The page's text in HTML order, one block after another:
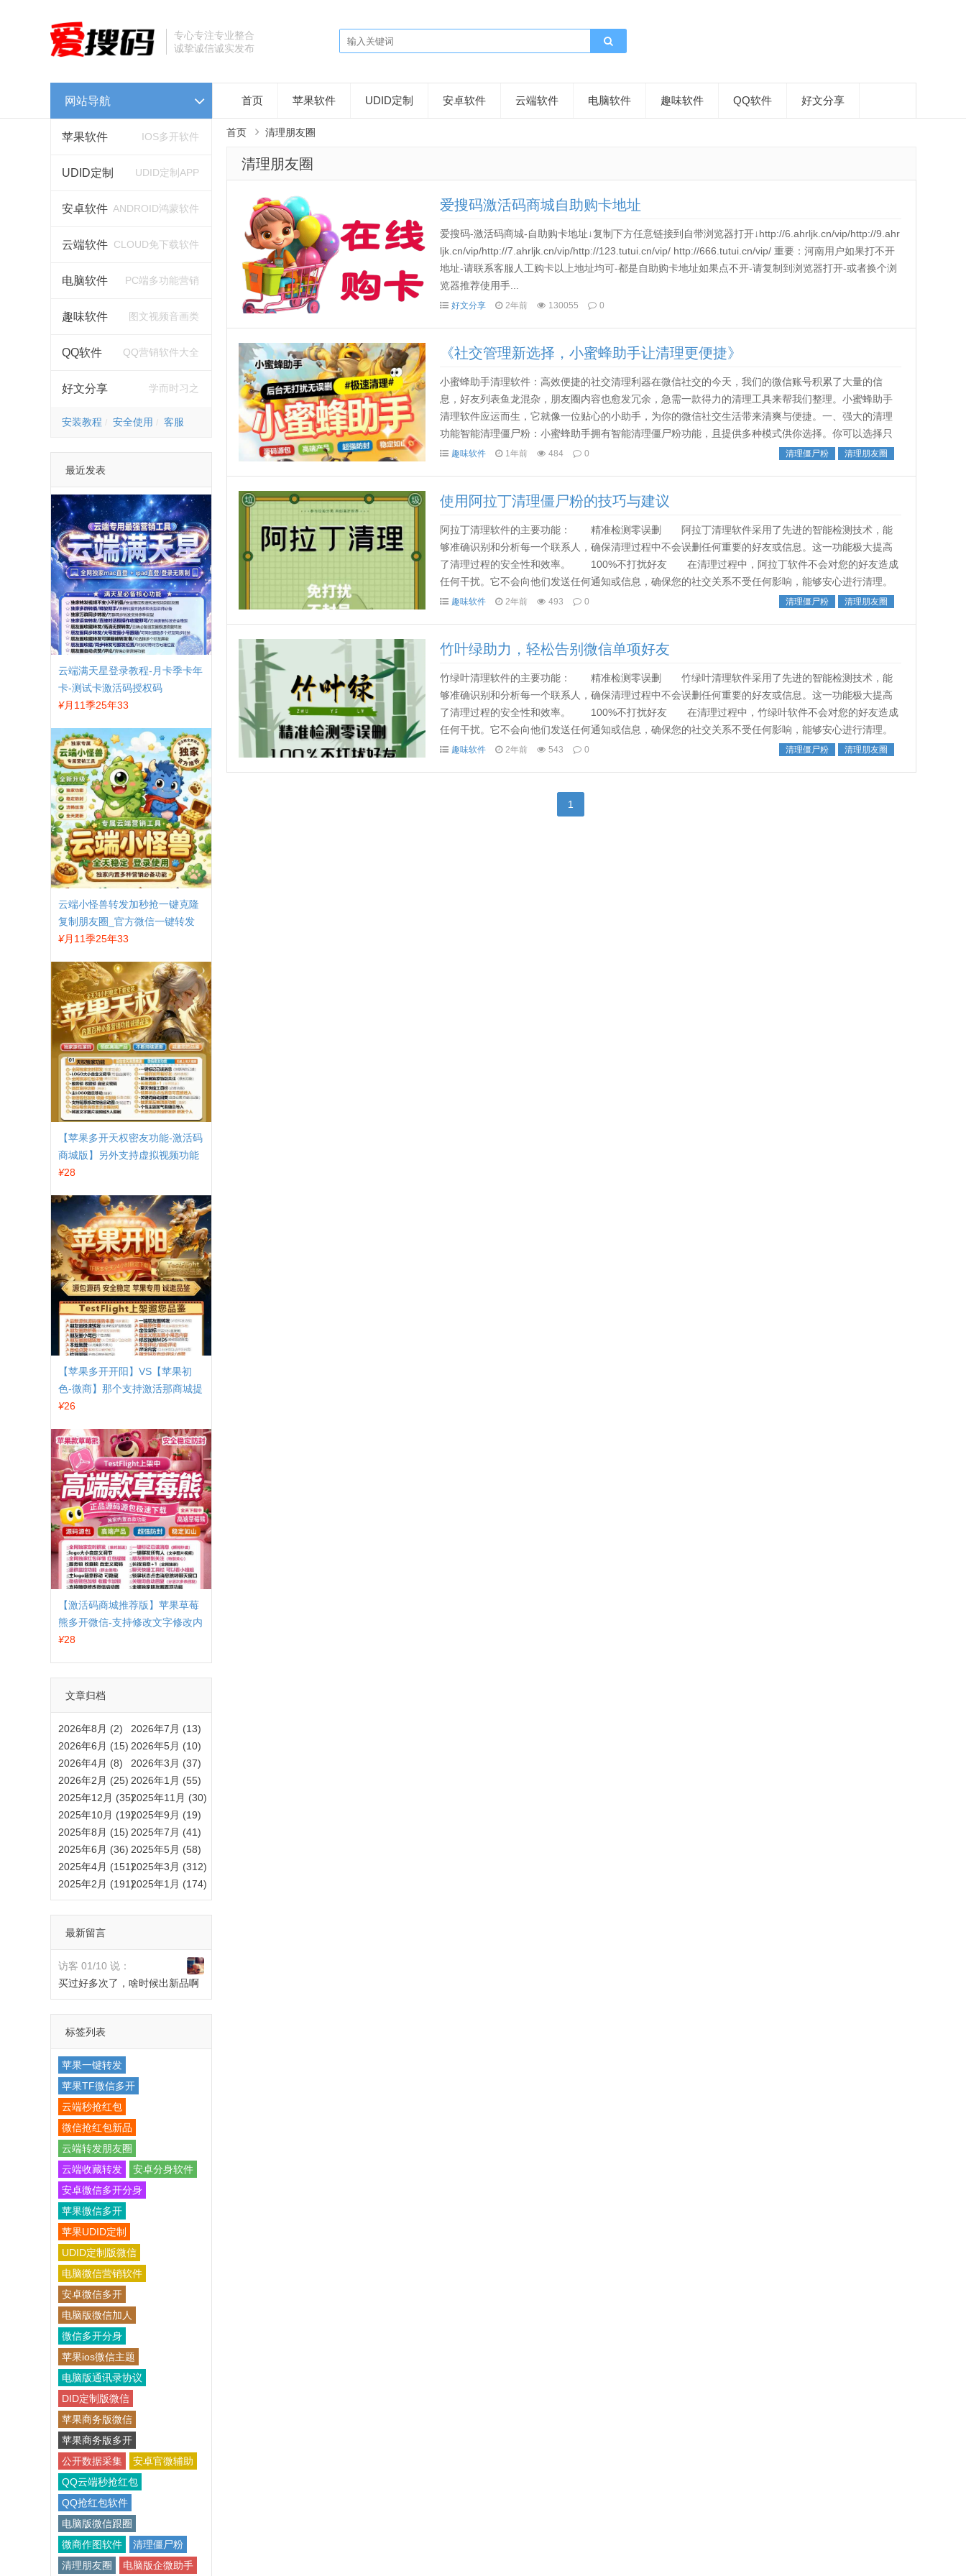
专心专注专业整合
诚挚诚信诚实发布
网站导航
苹果软件 IOS多开软件
UDID定制 UDID定制APP
安卓软件 ANDROID鸿蒙软件
云端软件 CLOUD免下载软件
电脑软件 PC端多功能营销
趣味软件 图文视频音画类
QQ软件 QQ营销软件大全
好文分享 学而时习之
安装教程 安全使用 客服
最近发表
云端满天星登录教程-月卡季卡年
卡-测试卡激活码授权码
¥月11季25年33
云端小怪兽转发加秒抢一键克隆
复制朋友圈_官方微信一键转发
¥月11季25年33
【苹果多开天权密友功能-激活码
商城版】另外支持虚拟视频功能
¥28
【苹果多开开阳】VS【苹果初
色-微商】那个支持激活那商城提
马
¥26
【激活码商城推荐版】苹果草莓
熊多开微信-支持修改文字修改内
容
¥28
文章归档
2026年8月 (2)
2026年7月 (13)
2026年6月 (15) 2026年5月 (10)
2026年4月 (8)
2026年3月 (37)
2026年2月 (25) 2026年1月 (55)
2025年12月 (35)2025年11月 (30)
2025年10月 (19)2025年9月 (19)
2025年8月 (15) 2025年7月 (41)
2025年6月 (36) 2025年5月 (58)
2025年4月 (151)2025年3月 (312)
2025年2月 (191)2025年1月 (174)
最新留言
访客 01/10 说：
买过好多次了，啥时候出新品啊
标签列表
苹果一键转发
苹果TF微信多开
云端秒抢红包
微信抢红包新品
云端转发朋友圈
云端收藏转发
安卓分身软件
安卓微信多开分身
苹果微信多开
苹果UDID定制
UDID定制版微信
电脑微信营销软件
安卓微信多开
电脑版微信加人
微信多开分身
苹果ios微信主题
电脑版通讯录协议
DID定制版微信
苹果商务版微信
苹果商务版多开
公开数据采集
安卓官微辅助
QQ云端秒抢红包
QQ抢红包软件
电脑版微信跟圈
微商作图软件
清理僵尸粉
清理朋友圈
电脑版企微助手
首页 苹果软件 UDID定制 安卓软件 云端软件 电脑软件 趣味软件 QQ软件 好文分享
首页 清理朋友圈
清理朋友圈
爱搜码激活码商城自助购卡地址
爱搜码-激活码商城-自助购卡地址↓复制下方任意链接到自带浏览器打开↓http://6.ahrljk.cn/vip/http://9.ahr
ljk.cn/vip/http://7.ahrljk.cn/vip/http://123.tutui.cn/vip/ http://666.tutui.cn/vip/ 重要：河南用户如果打不开
地址-请联系客服人工购卡以上地址均可-都是自助购卡地址如果点不开-请复制到浏览器打开-或者换个浏
览器推荐使用手...
好文分享 2年前 130055 0
《社交管理新选择，小蜜蜂助手让清理更便捷》
小蜜蜂助手清理软件：高效便捷的社交清理利器在微信社交的今天，我们的微信账号积累了大量的信
息，好友列表鱼龙混杂，朋友圈内容也愈发冗余，急需一款得力的清理工具来帮我们整理。小蜜蜂助手
清理软件应运而生，它就像一位贴心的小助手，为你的微信社交生活带来清爽与便捷。一、强大的清理
功能智能清理僵尸粉：小蜜蜂助手拥有智能清理僵尸粉功能，且提供多种模式供你选择。你可以选择只
检测不清理，先了解哪些好友已成为 “僵尸粉”，做到心中有数；也能选择检测并清理，一...
趣味软件 1年前 484 0 清理僵尸粉 清理朋友圈
使用阿拉丁清理僵尸粉的技巧与建议
阿拉丁清理软件的主要功能： 精准检测零误删 阿拉丁清理软件采用了先进的智能检测技术，能
够准确识别和分析每一个联系人，确保清理过程中不会误删任何重要的好友或信息。这一功能极大提高
了清理过程的安全性和效率。 100%不打扰好友 在清理过程中，阿拉丁软件不会对您的好友造成
任何干扰。它不会向他们发送任何通知或信息，确保您的社交关系不受任何影响，能够安心进行清理。
快速清理朋友圈 阿拉丁软件可以高效地清理掉您朋友圈中过时或不需要的内容...
趣味软件 2年前 493 0 清理僵尸粉 清理朋友圈
竹叶绿助力，轻松告别微信单项好友
竹绿叶清理软件的主要功能： 精准检测零误删 竹绿叶清理软件采用了先进的智能检测技术，能
够准确识别和分析每一个联系人，确保清理过程中不会误删任何重要的好友或信息。这一功能极大提高
了清理过程的安全性和效率。 100%不打扰好友 在清理过程中，竹绿叶软件不会对您的好友造成
任何干扰。它不会向他们发送任何通知或信息，确保您的社交关系不受任何影响，能够安心进行清理。
快速清理朋友圈 竹绿叶软件可以高效地清理掉您朋友圈中过时或不需要的内容...
趣味软件 2年前 543 0 清理僵尸粉 清理朋友圈
1